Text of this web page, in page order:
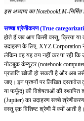
इस अध्याय का NotebookLM-निर्मित
सच्चा श्रेणीकरण (True
होते हैं जब आप किसी वस्तु, क्रिया
उदाहरण के लिए, XYZ Corporation
लेकिन वह यह तय नहीं कर पा रही कि
नोटबुक कंप्यूटर (notebook
प्रजाति खोजी हो सकती है और अब उसे
जाए। इन प्रश्नों पर लिखित
या फफूँद) की विशेषताओं की स्थापित
(Jupiter) का उदाहरण सच्चे
वस्तु एक विशिष्ट श्रेणी में क्यों आती है।